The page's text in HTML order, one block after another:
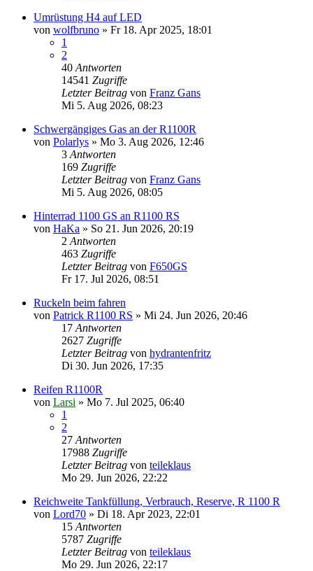
Umrüstung H4 auf LED
von wolfbruno » Fr 18. Apr 2025, 18:01
1
2
40 Antworten
14541 Zugriffe
Letzter Beitrag von Franz Gans
Mi 5. Aug 2026, 08:23
Schwergängiges Gas an der R1100R
von Polarlys » Mo 3. Aug 2026, 12:46
3 Antworten
169 Zugriffe
Letzter Beitrag von Franz Gans
Mi 5. Aug 2026, 08:05
Hinterrad 1100 GS an R1100 RS
von HaKa » So 21. Jun 2026, 20:19
2 Antworten
463 Zugriffe
Letzter Beitrag von F650GS
Fr 17. Jul 2026, 08:51
Ruckeln beim fahren
von Patrick R1100 RS » Mi 24. Jun 2026, 20:46
17 Antworten
2627 Zugriffe
Letzter Beitrag von hydrantenfritz
Di 30. Jun 2026, 17:35
Reifen R1100R
von Larsi » Mo 7. Jul 2025, 06:40
1
2
27 Antworten
17988 Zugriffe
Letzter Beitrag von teileklaus
Mo 29. Jun 2026, 22:22
Reichweite Tankfüllung, Verbrauch, Reserve, R 1100 R
von Lord70 » Di 18. Apr 2023, 22:01
15 Antworten
5787 Zugriffe
Letzter Beitrag von teileklaus
Mo 29. Jun 2026, 22:17